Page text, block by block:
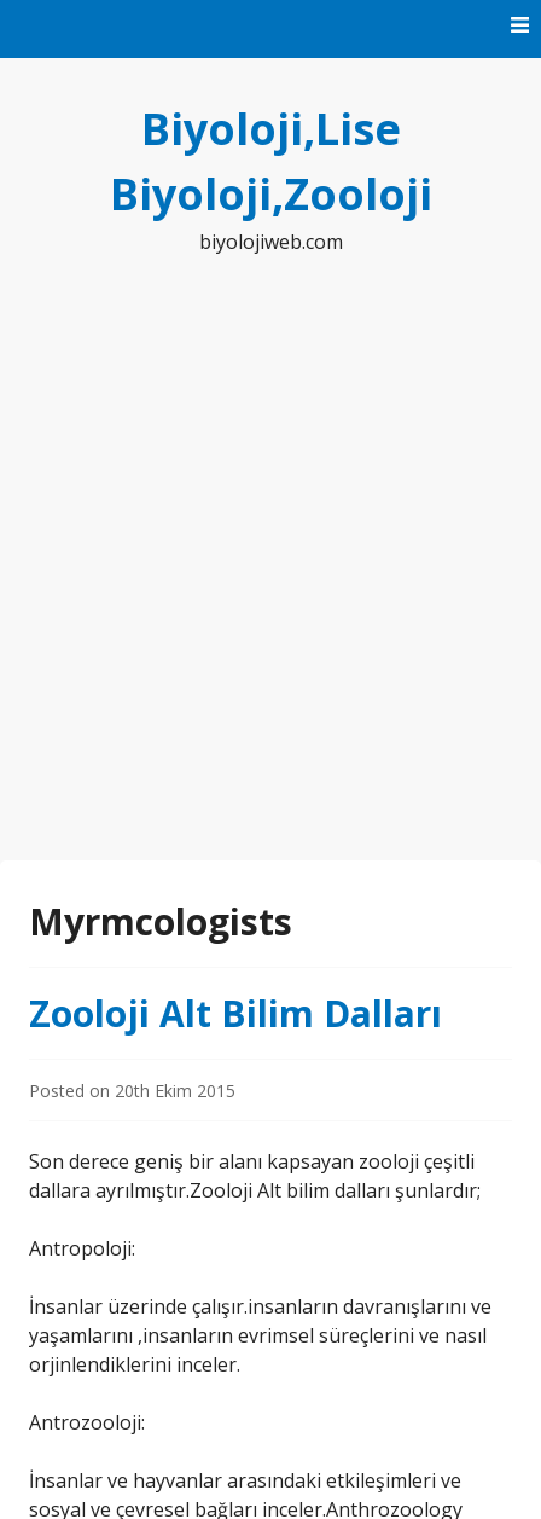
Biyoloji,Lise
Biyoloji,Zooloji
biyolojiweb.com
Myrmcologists
Zooloji Alt Bilim Dalları
Posted on 20th Ekim 2015
Son derece geniş bir alanı kapsayan zooloji çeşitli
dallara ayrılmıştır.Zooloji Alt bilim dalları şunlardır;
Antropoloji:
İnsanlar üzerinde çalışır.insanların davranışlarını ve
yaşamlarını ,insanların evrimsel süreçlerini ve nasıl
orjinlendiklerini inceler.
Antrozooloji:
İnsanlar ve hayvanlar arasındaki etkileşimleri ve
sosyal ve çevresel bağları inceler.Anthrozoology